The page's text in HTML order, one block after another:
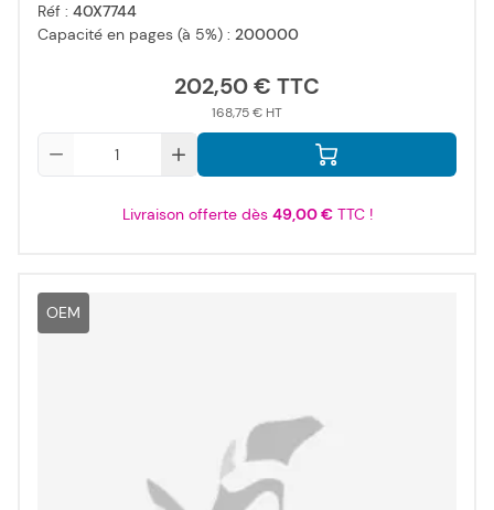
Réf : 40X7744
Capacité en pages (à 5%) : 200000
202,50 €
168,75 €
Livraison offerte dès 49,00 €TTC !
OEM